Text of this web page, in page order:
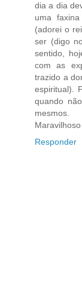
dia a dia
uma
(adorei o
ser (digo
sentido,
com as
trazido a
espiritual).
quando
mesmos.
Responder